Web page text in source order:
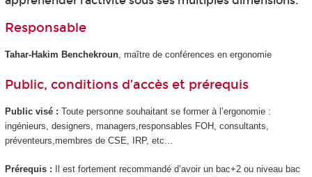
Responsable
Tahar-Hakim Benchekroun, maître de conférences en ergonomie
Public, conditions d’accès et prérequis
Public visé : Toute personne souhaitant se former à l’ergonomie :
ingénieurs, designers, managers,responsables FOH, consultants,
préventeurs,membres de CSE, IRP, etc...
Prérequis : Il est fortement recommandé d’avoir un bac+2 ou niveau bac